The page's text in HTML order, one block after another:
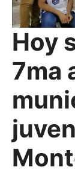
Hoy
7ma